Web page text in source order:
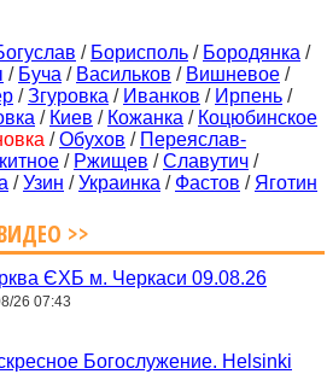
/ Борисполь / Бородянка /
/ Буча / Васильков / Вишневое /
/Згуровка / Иванков / Ирпень /
/ Киев / Кожанка / Коцюбинское
/Обухов / Переяслав-
/ Ржищев /Славутич /
/Узин /Украинка / Фастов / Яготин
>>
ЄХБ м. Черкаси 09.08.26
26 07:43
Богослужение. Helsinki